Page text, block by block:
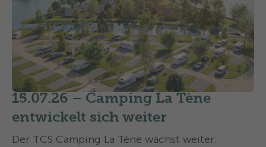
15.07.26 – Camping La Tène
entwickelt sich weiter
Der TCS Camping La Tène wächst weiter: